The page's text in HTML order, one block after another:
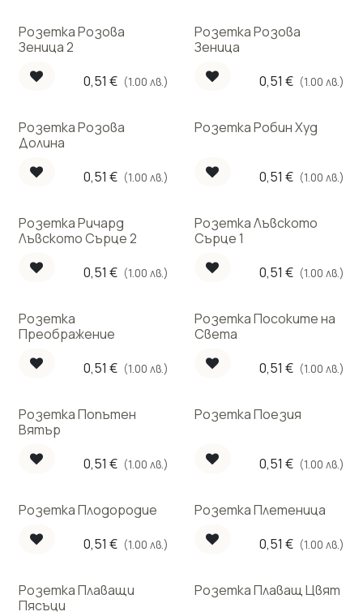
Розетка Розова
Зеница 2
0,51 € (1.00 лв.)
Розетка Розова
Зеница
0,51 € (1.00 лв.)
Розетка Розова
Долина
0,51 € (1.00 лв.)
Розетка Робин Худ
0,51 € (1.00 лв.)
Розетка Ричард
Лъвското Сърце 2
0,51 € (1.00 лв.)
Розетка Лъвското
Сърце 1
0,51 € (1.00 лв.)
Розетка
Преображение
0,51 € (1.00 лв.)
Розетка Посоките на
Света
0,51 € (1.00 лв.)
Розетка Попътен
Вятър
0,51 € (1.00 лв.)
Розетка Поезия
0,51 € (1.00 лв.)
Розетка Плодородие
0,51 € (1.00 лв.)
Розетка Плетеница
0,51 € (1.00 лв.)
Розетка Плаващи
Пясъци
Розетка Плаващ Цвят